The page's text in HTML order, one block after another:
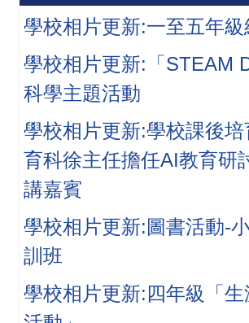
學校相片更新:一至五年級
學校相片更新:「STEAM
科學主題活動
學校相片更新:學校課後培
育科徐主任擔任AI教育研
講嘉賓
學校相片更新:圖書活動-
訓班
學校相片更新:四年級「生